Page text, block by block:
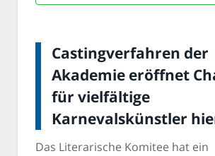
Castingverfahren der
Akademie eröffnet
für vielfältige
Karnevalskünstler
Das Literarische Komitee hat ein